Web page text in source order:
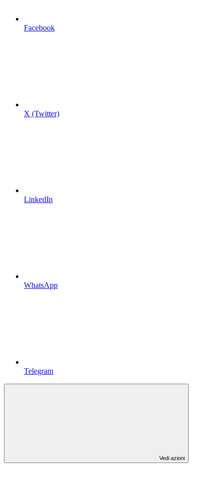
Facebook
X (Twitter)
LinkedIn
WhatsApp
Telegram
Vedi azioni